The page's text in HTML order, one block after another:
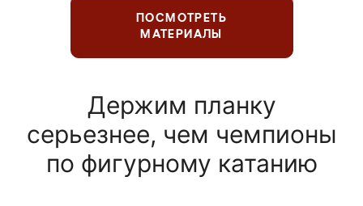
ПОСМОТРЕТЬ
МАТЕРИАЛЫ
Держим планку
серьезнее, чем чемпионы
по фигурному катанию